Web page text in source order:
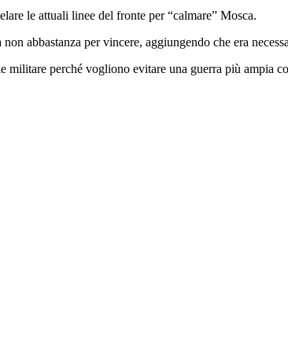
le attuali linee del fronte per “calmare” Mosca.
abbastanza per vincere, aggiungendo che era
perché vogliono evitare una guerra più ampia